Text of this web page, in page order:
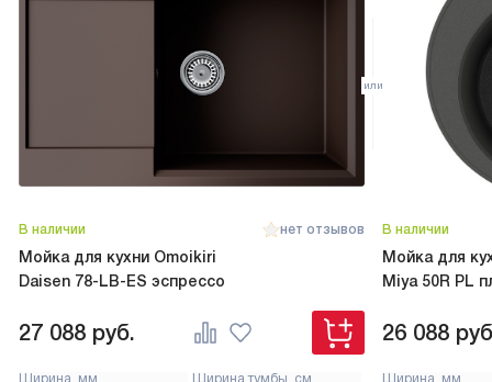
В наличии нет отзывов
Мойка для кухни Omoikiri
Daisen 78-LB-ES эспрессо
27 088 руб.
Ширина, мм Ширина тумбы, см
В наличии
Мойка для
Miya 50R PL
26 088
Ширина, мм